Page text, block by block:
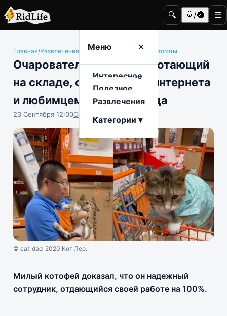
🔍 🌞/🌚 ☰
Меню ✕
Интересное
Полезное
Развлечения
Категории ▾
Главная/Развлечения Животные и домашние питомцы
Очаровательный кот, работающий
на складе, стал звездой интернета
и любимцем целого города
23 Сентября 12:00София Насыпова
© cat_dad_2020 Кот Лео.
Милый котофей доказал, что он надежный
сотрудник, отдающийся своей работе на 100%.